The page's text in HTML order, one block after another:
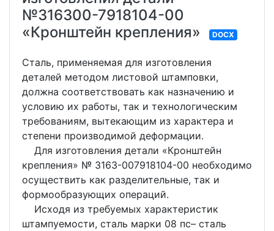
№316300-7918104-00
«Кронштейн крепления»
DOCX
Сталь, применяемая для изготовления
деталей методом листовой штамповки,
должна соответствовать как назначению и
условию их работы, так и технологическим
требованиям, вытекающим из характера и
степени производимой деформации.
Для изготовления детали «Кронштейн
крепления» № 3163-007918104-00 необходимо
осуществить как разделительные, так и
формообразующих операций.
Исходя из требуемых характеристик
штампуемости, сталь марки 08 пс– сталь